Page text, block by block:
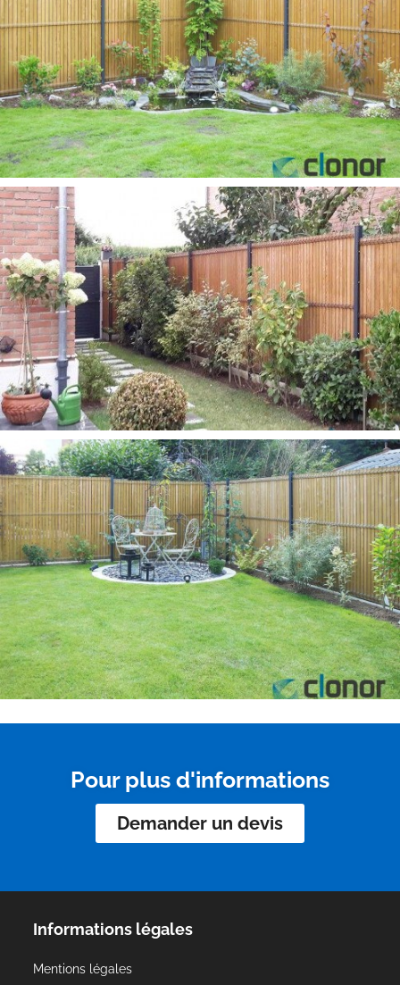
Pour plus d'informations
Demander un devis
Informations légales
Mentions légales